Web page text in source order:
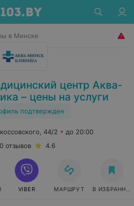
в Минске
центр Аква-
– цены на услуги
подтвержден
44/2
до 20:00
отзывов
4.6
VIBER МАРШРУТ В ИЗБРАННОЕ